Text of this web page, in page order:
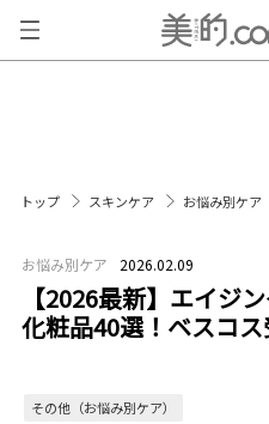
トップ スキンケア お悩み別ケア
お悩み別ケア 2026.02.09
【2026最新】エイジ
化粧品40選！ベスコ
その他（お悩み別ケア）